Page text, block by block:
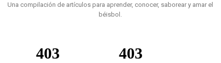
Una compilación de artículos para aprender, conocer, saborear y amar el
béisbol.